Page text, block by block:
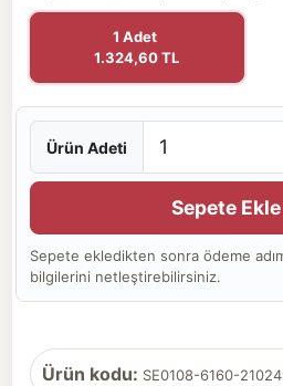
1 Adet
1.324,60 TL
Ürün Adeti
Sepete Ekle
Sepete ekledikten sonra ödeme
bilgilerini netleştirebilirsiniz.
Ürün kodu: SE0108-6160-